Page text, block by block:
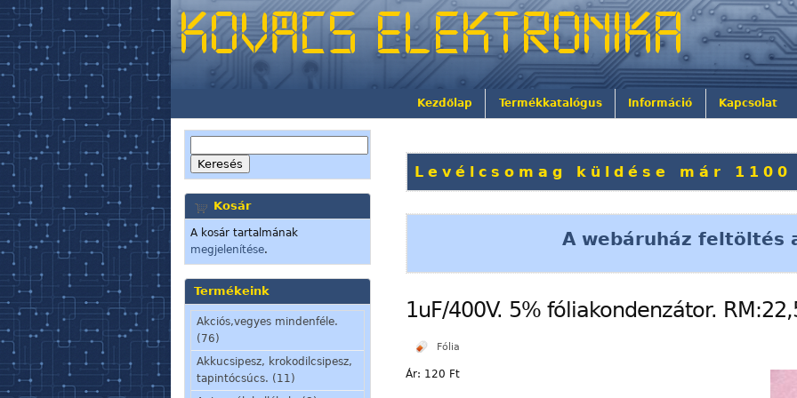
Kezdőlap Termékkatalógus Információ Kapcsolat
Kosár
A kosár tartalmának
megjelenítése.
Termékeink
Akciós,vegyes mindenféle.
(76)
Akkucsipesz, krokodilcsipesz,
tapintócsúcs. (11)
Levélcsomag küldése már
A webáruház feltöltés
1uF/400V. 5% fóliakondenzátor.
Fólia
Ár: 120 Ft